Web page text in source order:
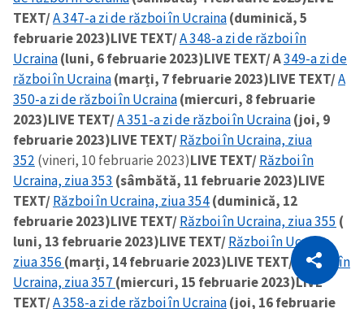
Copiază Link
TEXT/A 347-a zi de război în Ucraina(duminică, 5
februarie 2023)LIVE TEXT/A 348-a zi de război în
Ucraina(luni, 6 februarie 2023)LIVE TEXT/ A349-a zi de
război în Ucraina(marți, 7 februarie 2023)LIVE TEXT/A
350-a zi de război în Ucraina(miercuri, 8 februarie
2023)LIVE TEXT/A 351-a zi de război în Ucraina(joi, 9
februarie 2023)LIVE TEXT/Război în Ucraina, ziua
352 (vineri, 10 februarie 2023)LIVE TEXT/Război în
Ucraina, ziua 353 (sâmbătă, 11 februarie 2023)LIVE
TEXT/Război în Ucraina, ziua 354(duminică, 12
februarie 2023)LIVE TEXT/Război în Ucraina, ziua 355 (
luni, 13 februarie 2023)LIVE TEXT/Război în Ucraina,
ziua 356 (marți, 14 februarie 2023)LIVE TEXT/
Război în
Ucraina, ziua 357 (miercuri, 15 februarie 2023)LIVE
TEXT/A 358-a zi de război în Ucraina(joi, 16 februarie
Citește articolul
CITEȘTE